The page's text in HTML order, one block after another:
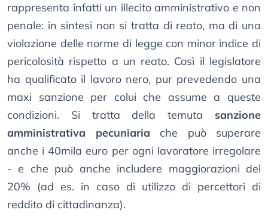
rappresenta infatti un illecito amministrativo e non
penale: in sintesi non si tratta di reato, ma di una
violazione delle norme di legge con minor indice di
pericolosità rispetto a un reato. Così il legislatore
ha qualificato il lavoro nero, pur prevedendo una
maxi sanzione per colui che assume a queste
condizioni. Si tratta della temuta sanzione
amministrativa pecuniaria che può superare
anche i 40mila euro per ogni lavoratore irregolare
- e che può anche includere maggiorazioni del
20% (ad es. in caso di utilizzo di percettori di
reddito di cittadinanza).